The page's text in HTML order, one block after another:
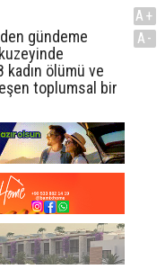
gündeme
kadın ölümü ve
toplumsal bir
A+
A-